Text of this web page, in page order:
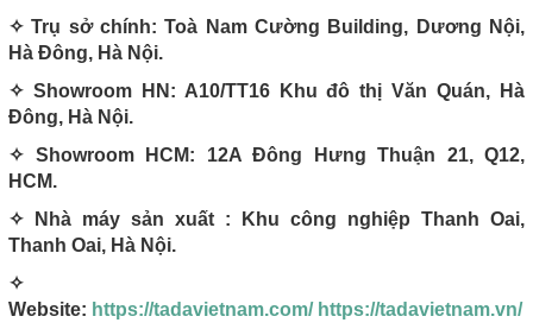
✧ Trụ sở chính: Toà Nam Cường Building, Dương Nội,
Hà Đông, Hà Nội.
✧ Showroom HN: A10/TT16 Khu đô thị Văn Quán, Hà
Đông, Hà Nội.
✧ Showroom HCM: 12A Đông Hưng Thuận 21, Q12,
HCM.
✧ Nhà máy sản xuất : Khu công nghiệp Thanh Oai,
Thanh Oai, Hà Nội.
✧
Website: https://tadavietnam.com/ https://tadavietnam.vn/